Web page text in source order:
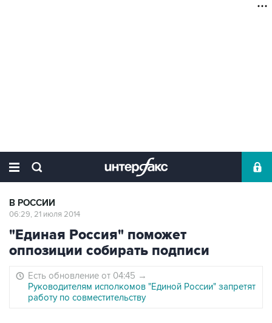
В РОССИИ
06:29, 21 июля 2014
"Единая Россия" поможет
оппозиции собирать подписи
Есть обновление от 04:45 →
Руководителям исполкомов "Единой России" запретят
работу по совместительству